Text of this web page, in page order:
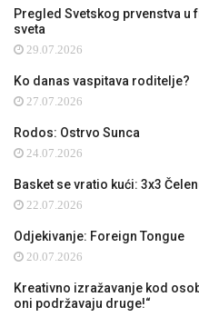
Pregled Svetskog prvenstva u
sveta
29.07.2026
Ko danas vaspitava roditelje?
27.07.2026
Rodos: Ostrvo Sunca
24.07.2026
Basket se vratio kući: 3x3
22.07.2026
Odjekivanje: Foreign Tongue
20.07.2026
Kreativno izražavanje kod
oni podržavaju druge!“